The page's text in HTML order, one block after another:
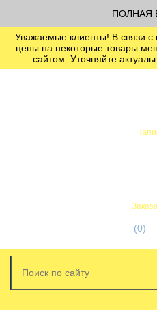
ПОЛНАЯ
Уважаемые клиенты! В связи с
цены на некоторые товары
сайтом. Уточняйте
(0)